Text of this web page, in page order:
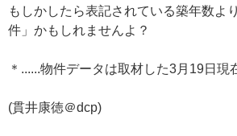
もしかしたら表記されている築年数よ
件」かもしれませんよ？
＊......物件データは取材した3月19日現
(貫井康徳＠dcp)